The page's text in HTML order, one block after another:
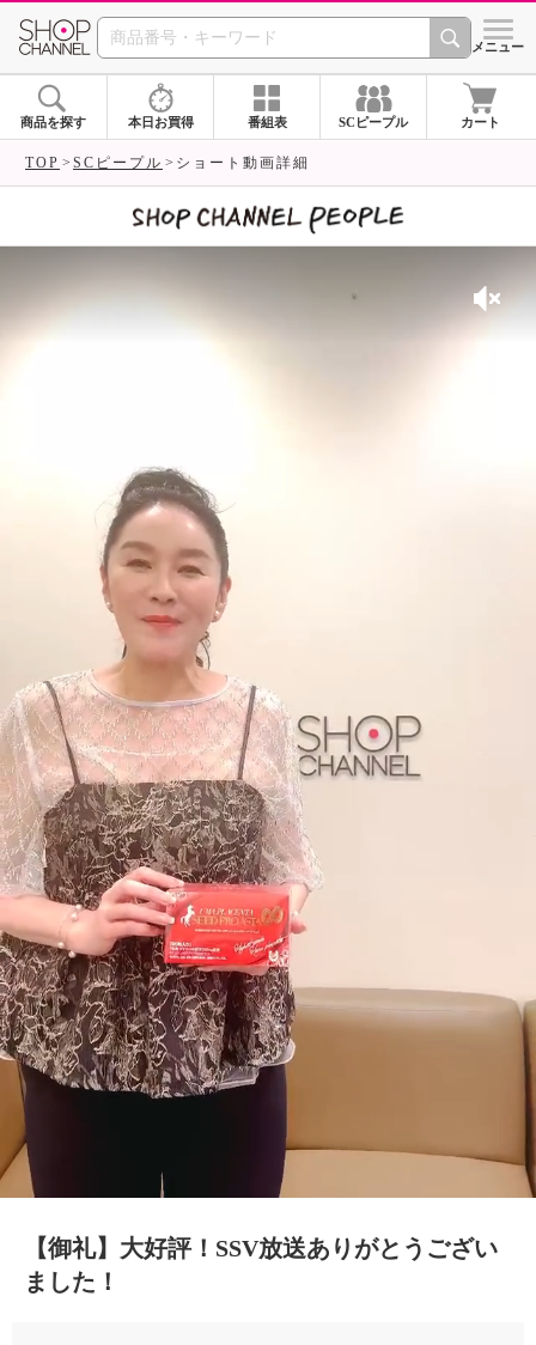
SHOP CHANNEL シメニュー
商品を探す 本日お買得 番組表 SCピープル カート
TOP SCピープル ショート動画詳細
【御礼】大好評！SSV放送ありがとうござい
ました！